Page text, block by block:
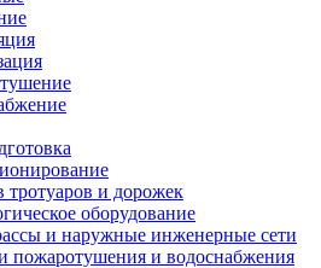
тротуаров и дорожек
оборудование
и наружные инженерные сети
пожаротушения и водоснабжения